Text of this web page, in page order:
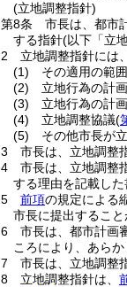
(立地調整指針)
第8条
市長は、都市
する指針(以下「立
2
立地調整指針には
(1)
その適用の範
(2)
立地行為の計
(3)
立地行為の計
(4)
立地調整協議(
(5)
その他市長が
3
市長は、立地調整
4
市長は、立地調整
する理由を記載し
5
前項の規定による
市長に提出すること
6
市長は、都市計画
ころにより、あら
7
市長は、立地調整
8
立地調整指針は、